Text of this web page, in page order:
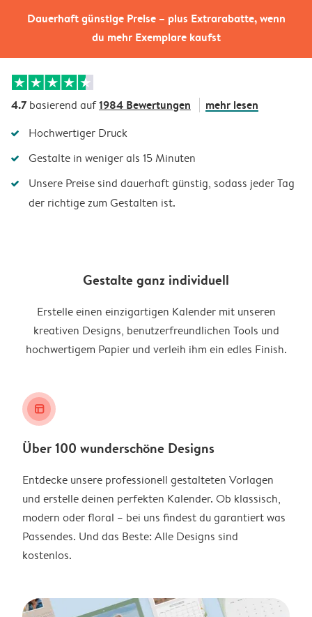
Dauerhaft günstige Preise – plus Extrarabatte, wenn
du mehr Exemplare kaufst
4.7 basierend auf1984 Bewertungen mehr lesen
Hochwertiger Druck
Gestalte in weniger als 15 Minuten
Unsere Preise sind dauerhaft günstig, sodass jeder Tag
der richtige zum Gestalten ist.
Gestalte ganz individuell
Erstelle einen einzigartigen Kalender mit unseren
kreativen Designs, benutzerfreundlichen Tools und
hochwertigem Papier und verleih ihm ein edles Finish.
layout_alt
Über 100 wunderschöne Designs
Entdecke unsere professionell gestalteten Vorlagen
und erstelle deinen perfekten Kalender. Ob klassisch,
modern oder floral – bei uns findest du garantiert was
Passendes. Und das Beste: Alle Designs sind
kostenlos.